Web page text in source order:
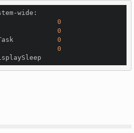
wide:
0
0
0
0